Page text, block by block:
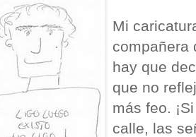
Mi
compañera
hay que
que no
más feo.
calle, las